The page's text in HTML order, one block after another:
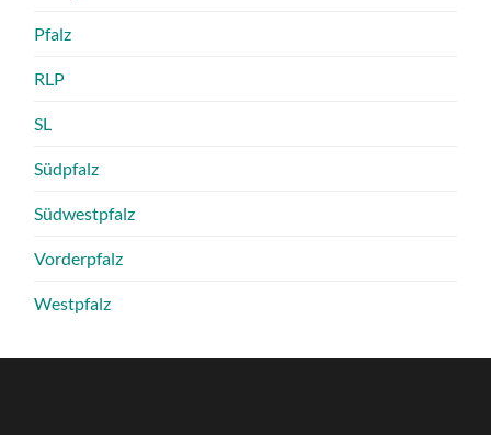
Pfalz
RLP
SL
Südpfalz
Südwestpfalz
Vorderpfalz
Westpfalz